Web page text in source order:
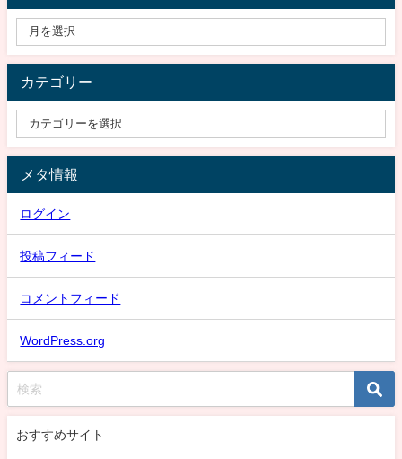
カテゴリー
メタ情報
ログイン
投稿フィード
コメントフィード
WordPress.org
おすすめサイト